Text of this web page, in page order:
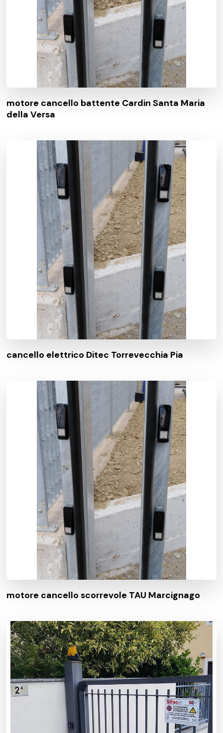
motore cancello battente Cardin Santa Maria
della Versa
cancello elettrico Ditec Torrevecchia Pia
motore cancello scorrevole TAU Marcignago